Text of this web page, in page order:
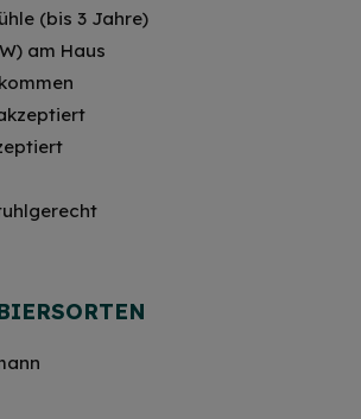
(bis 3 Jahre)
am Haus